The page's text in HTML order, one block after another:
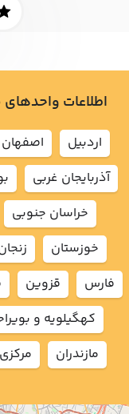
اطلاعات
اردبيل اصفهان
آذربايجان غربي
خراسان جنوبي
خوزستان
فارس
قزوين
كهگيلويه و
مازندران
مركزي